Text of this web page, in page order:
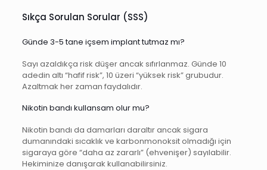
Sıkça Sorulan Sorular (SSS)
Günde 3-5 tane içsem implant tutmaz mı?
Sayı azaldıkça risk düşer ancak sıfırlanmaz. Günde 10
adedin altı “hafif risk”, 10 üzeri “yüksek risk” grubudur.
Azaltmak her zaman faydalıdır.
Nikotin bandı kullansam olur mu?
Nikotin bandı da damarları daraltır ancak sigara
dumanındaki sıcaklık ve karbonmonoksit olmadığı için
sigaraya göre “daha az zararlı” (ehvenişer) sayılabilir.
Hekiminize danışarak kullanabilirsiniz.